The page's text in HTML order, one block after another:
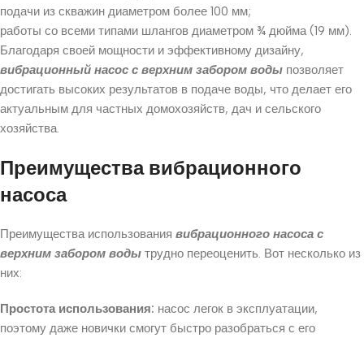
подачи из скважин диаметром более 100 мм;
работы со всеми типами шлангов диаметром ¾ дюйма (19 мм).
Благодаря своей мощности и эффективному дизайну,
вибрационный насос с верхним забором воды позволяет
достигать высоких результатов в подаче воды, что делает его
актуальным для частных домохозяйств, дач и сельского
хозяйства.
Преимущества вибрационного
насоса
Преимущества использования вибрационного насоса с
верхним забором воды трудно переоценить. Вот несколько из
них:
Простота использования: насос легок в эксплуатации,
поэтому даже новички смогут быстро разобраться с его